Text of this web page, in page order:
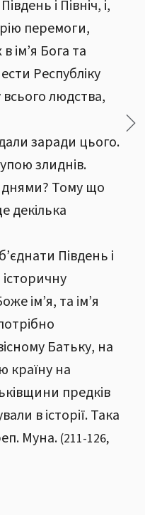
і Північ, і,
перемоги,
ім’я Бога та
Республіку
людства,
заради цього.
злиднів.
Тому що
декілька
Південь і
ім’я, та ім’я
Батьку, на
країну на
предків
в історії. Така
Муна. (211-126,